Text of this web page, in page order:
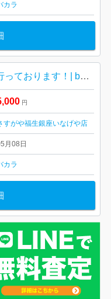
カラ
食器の買取も行っております！| baccara バカラ グラス| 福生市東町
円
すがや福生銀座いなげや店
月08日
カラ